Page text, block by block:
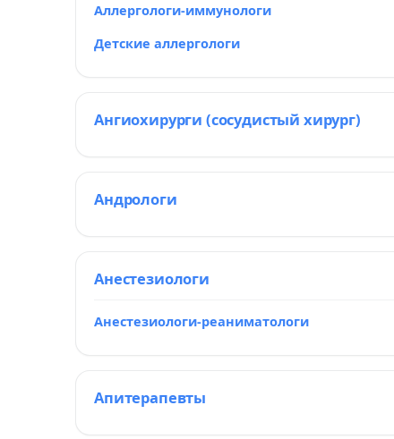
Аллергологи-иммунологи
Детские аллергологи
Ангиохирурги (сосудистый хирург)
Андрологи
Анестезиологи
Анестезиологи-реаниматологи
Апитерапевты